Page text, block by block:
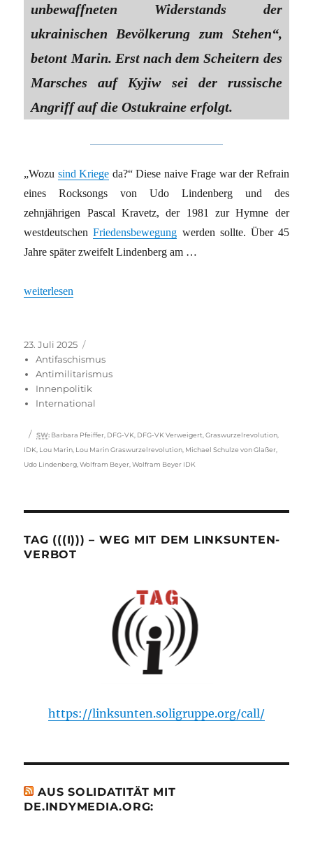
unbewaffneten Widerstands der
ukrainischen Bevölkerung zum Stehen“,
betont Marin. Erst nach dem Scheitern des
Marsches auf Kyjiw sei der russische
Angriff auf die Ostukraine erfolgt.
„Wozu sind Kriege da?“ Diese naive Frage war der Refrain
eines Rocksongs von Udo Lindenberg und des
zehnjährigen Pascal Kravetz, der 1981 zur Hymne der
westdeutschenFriedensbewegung werden sollte. Über 45
Jahre später zweifelt Lindenberg am …
„Pazifismus im Kreuzfeuer“
weiterlesen
Veröffentlicht
am
23. Juli 2025
Antifaschismus
Antimilitarismus
Innenpolitik
International
Schlagwörter
SW: Barbara Pfeiffer DFG-VK DFG-VK Verweigert ,Graswurzelrevolution
IDK Lou Marin Lou Marin Graswurzelrevolution Michael Schulze von Glaßer
Udo Lindenberg ,Wolfram Beyer ,Wolfram Beyer IDK
TAG (((I))) – WEG MIT DEM LINKSUNTEN-
VERBOT
https://linksunten.soligruppe.org/call/
AUS SOLIDATITÄT MIT
DE.INDYMEDIA.ORG: